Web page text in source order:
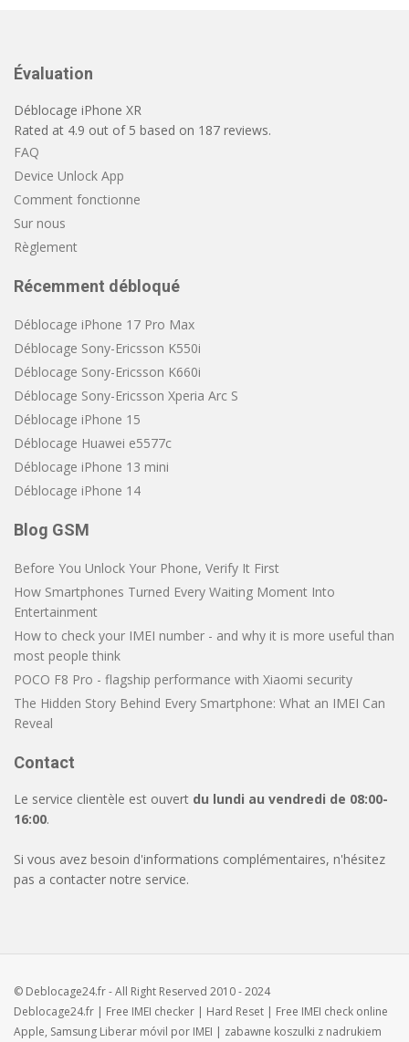
Évaluation
Déblocage iPhone XR
Rated at 4.9 out of 5 based on 187 reviews.
FAQ
Device Unlock App
Comment fonctionne
Sur nous
Règlement
Récemment débloqué
Déblocage iPhone 17 Pro Max
Déblocage Sony-Ericsson K550i
Déblocage Sony-Ericsson K660i
Déblocage Sony-Ericsson Xperia Arc S
Déblocage iPhone 15
Déblocage Huawei e5577c
Déblocage iPhone 13 mini
Déblocage iPhone 14
Blog GSM
Before You Unlock Your Phone, Verify It First
How Smartphones Turned Every Waiting Moment Into
Entertainment
How to check your IMEI number - and why it is more useful than
most people think
POCO F8 Pro - flagship performance with Xiaomi security
The Hidden Story Behind Every Smartphone: What an IMEI Can
Reveal
Contact
Le service clientèle est ouvert du lundi au vendredi de 08:00-
16:00.
Si vous avez besoin d'informations complémentaires, n'hésitez
pas a contacter notre service.
© Deblocage24.fr - All Right Reserved 2010 - 2024
Deblocage24.fr | Free IMEI checker | Hard Reset | Free IMEI check online
Apple, Samsung Liberar móvil por IMEI | zabawne koszulki z nadrukiem